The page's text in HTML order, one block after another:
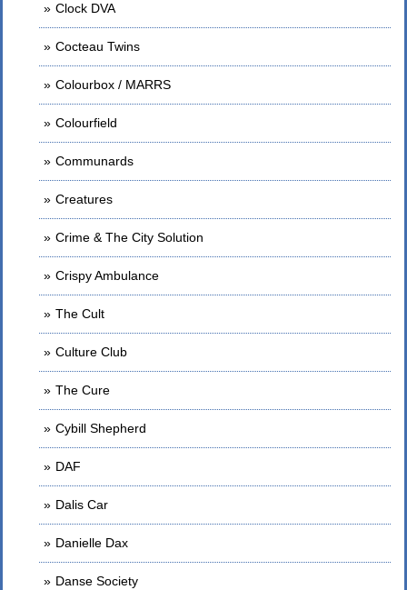
Clock DVA
Cocteau Twins
Colourbox / MARRS
Colourfield
Communards
Creatures
Crime & The City Solution
Crispy Ambulance
The Cult
Culture Club
The Cure
Cybill Shepherd
DAF
Dalis Car
Danielle Dax
Danse Society